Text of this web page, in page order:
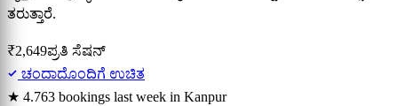
ತರುತ್ತಾರೆ.
₹2,649ಪ್ರತಿ ಸೆಷನ್
ಚಂದಾದೊಂದಿಗೆ ಉಚಿತ
★ 4.763 bookings last week in Kanpur